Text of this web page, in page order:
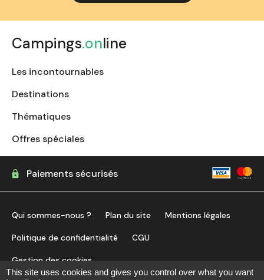
Campings.online
Les incontournables
Destinations
Thématiques
Offres spéciales
Paiements sécurisés
Qui sommes-nous ? Plan du site Mentions légales
Politique de confidentialité CGU
Gestion des cookies
This site uses cookies and gives you control over what you want